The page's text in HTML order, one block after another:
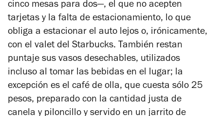
cinco mesas para dos—, el que no acepten
tarjetas y la falta de estacionamiento, lo que
obliga a estacionar el auto lejos o, irónicamente,
con el valet del Starbucks. También restan
puntaje sus vasos desechables, utilizados
incluso al tomar las bebidas en el lugar; la
excepción es el café de olla, que cuesta sólo 25
pesos, preparado con la cantidad justa de
canela y piloncillo y servido en un jarrito de